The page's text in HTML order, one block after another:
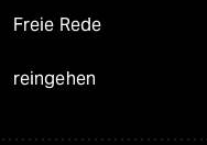
Freie Rede
reingehen